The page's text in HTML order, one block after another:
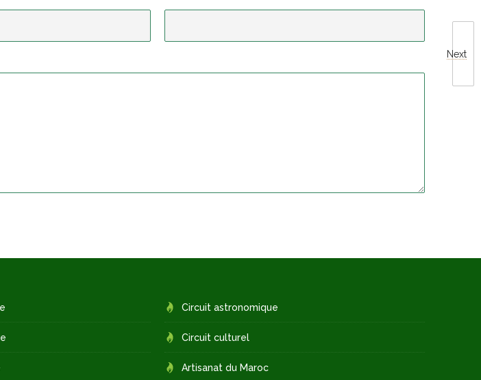
Next
Circuit astronomique
Circuit culturel
Artisanat du Maroc